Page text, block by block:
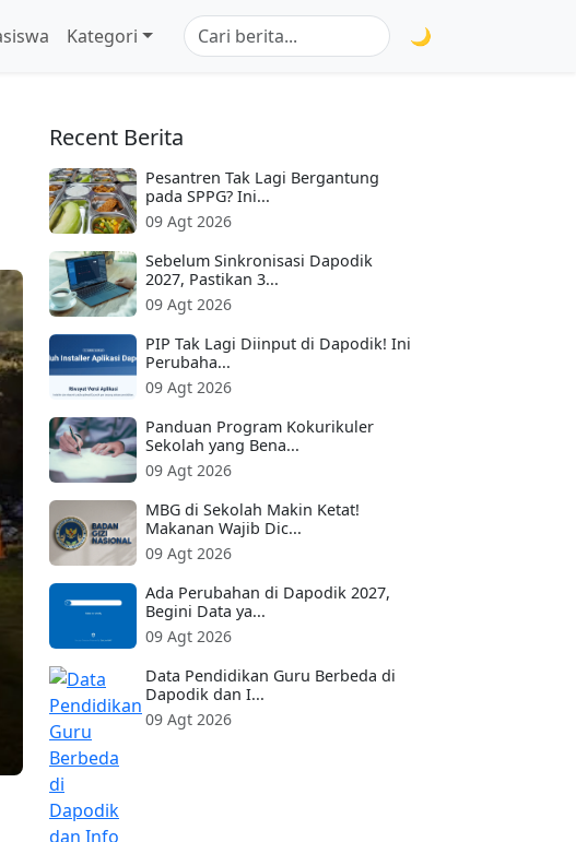
Kategori 🌙
Recent Berita
Pesantren Tak Lagi Bergantung
pada SPPG? Ini...
09 Agt 2026
Sebelum Sinkronisasi Dapodik
2027, Pastikan 3...
09 Agt 2026
PIP Tak Lagi Diinput di Dapodik! Ini
Perubaha...
09 Agt 2026
Panduan Program Kokurikuler
Sekolah yang Bena...
09 Agt 2026
MBG di Sekolah Makin Ketat!
Makanan Wajib Dic...
09 Agt 2026
Ada Perubahan di Dapodik 2027,
Begini Data ya...
09 Agt 2026
Data Pendidikan Guru Berbeda di
Dapodik dan I...
09 Agt 2026